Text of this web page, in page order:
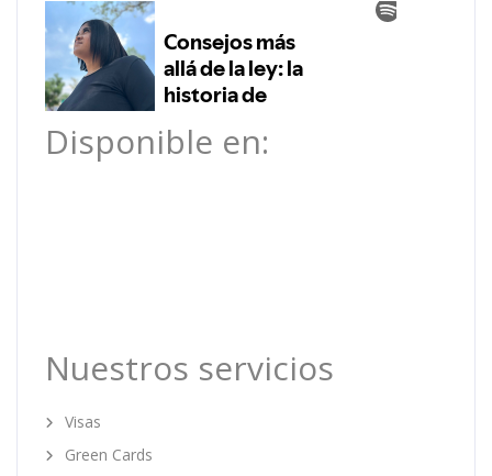
Disponible en:
Nuestros servicios
Visas
Green Cards